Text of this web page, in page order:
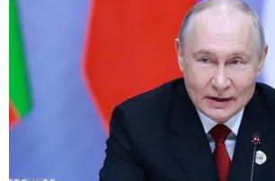
Ngoại trưởng Iran Hossein Amir-
trưởng Saudi Arabia Faisal bin Farhan tại
ngày 17/6/2023. (Ảnh: AFP/
Ngày 17/6, Tehran và Riyadh đã
bước đến mục tiêu bình thường